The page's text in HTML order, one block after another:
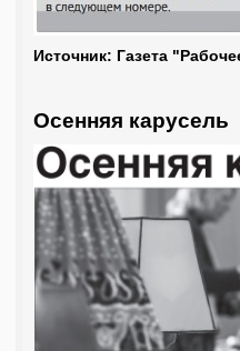
Источник: Газета
Осенняя карусель